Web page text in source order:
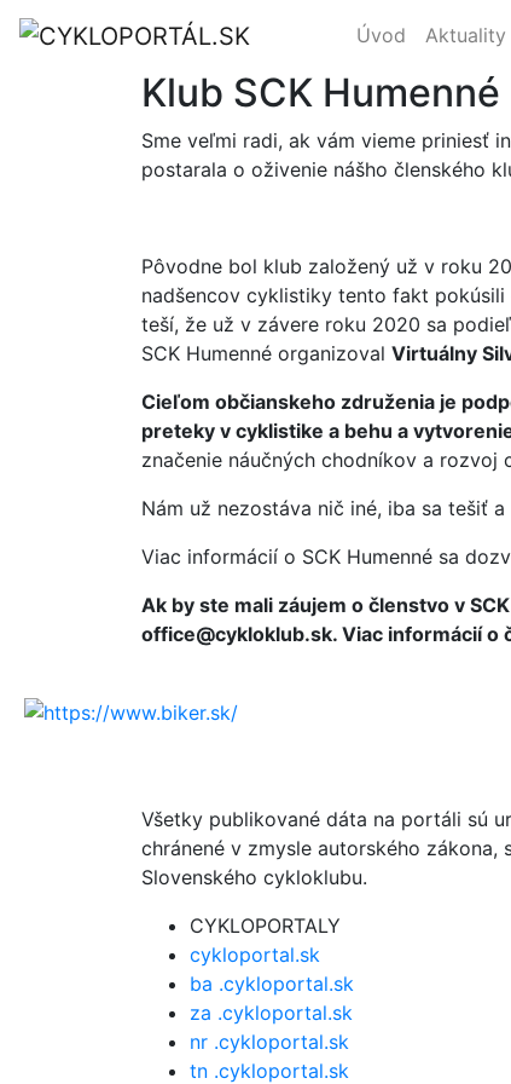
Úvod Aktuality
Klub SCK
Sme veľmi radi, ak vám vieme priniesť
postarala o oživenie nášho členského
Pôvodne bol klub založený už v roku
nadšencov cyklistiky tento fakt
teší, že už v závere roku 2020 sa
SCK Humenné organizoval Virtuálny
Cieľom občianskeho združenia je
preteky v cyklistike a behu a
značenie náučných chodníkov a rozvoj
Nám už nezostáva nič iné, iba sa tešiť
Viac informácií o SCK Humenné sa
Ak by ste mali záujem o členstvo v
office@cykloklub.sk. Viac informácií o
Všetky publikované dáta na portáli sú
chránené v zmysle autorského
Slovenského cykloklubu.
CYKLOPORTALY
cykloportal.sk
ba .cykloportal.sk
za .cykloportal.sk
nr .cykloportal.sk
tn .cykloportal.sk